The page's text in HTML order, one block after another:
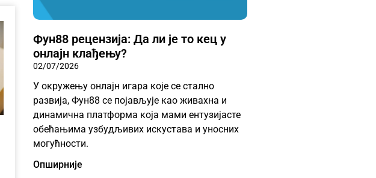
Фун88 рецензија: Да ли је то кец у
онлајн клађењу?
02/07/2026
У окружењу онлајн игара које се стално
развија, Фун88 се појављује као живахна и
динамична платформа која мами ентузијасте
обећањима узбудљивих искустава и уносних
могућности.
Опширније